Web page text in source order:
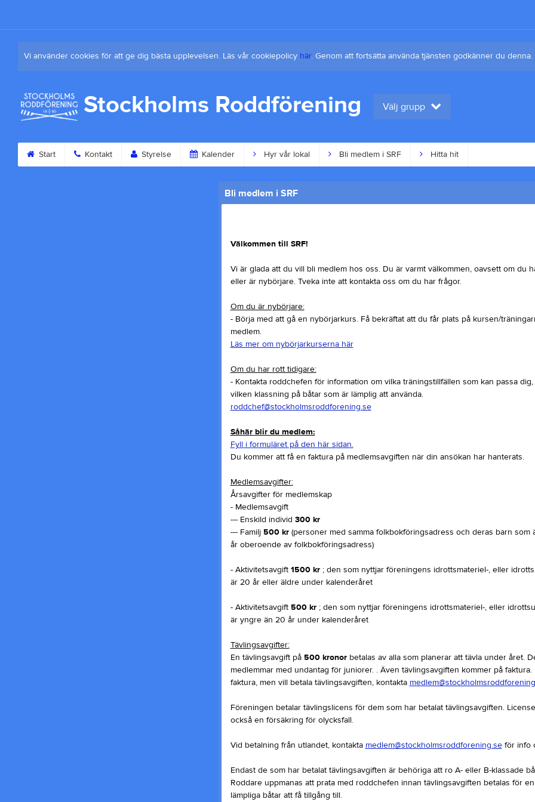
Vi använder cookies för att ge dig bästa upplevelsen. Läs vår cookiepolicy här. Genom att fortsätta använda tjänsten godkänner du denna.
Stockholms Roddförening Välj grupp
Start Kontakt Styrelse Kalender Hyr vår lokal Bli medlem i SRF Hitta hit
Bli medlem i SRF
Välkommen till SRF!
Vi är glada att du vill bli medlem hos oss. Du är varmt välkommen, oavsett om du
eller är nybörjare. Tveka inte att kontakta oss om du har frågor.
Om du är nybörjare:
- Börja med att gå en nybörjarkurs. Få bekräftat att du får plats på kursen/
medlem.
Läs mer om nybörjarkurserna här
Om du har rott tidigare:
- Kontakta roddchefen för information om vilka träningstillfällen som kan passa
vilken klassning på båtar som är lämplig att använda.
roddchef@stockholmsroddforening.se
Såhär blir du medlem:
Fyll i formuläret på den här sidan.
Du kommer att få en faktura på medlemsavgiften när din ansökan har hanterats.
Medlemsavgifter:
Årsavgifter för medlemskap
- Medlemsavgift
--- Enskild individ 300 kr
--- Familj 500 kr(personer med samma folkbokföringsadress och deras barn som
år oberoende av folkbokföringsadress)
- Aktivitetsavgift 1500 kr ; den som nyttjar föreningens idrottsmateriel-, eller
är 20 år eller äldre under kalenderåret
- Aktivitetsavgift 500 kr ; den som nyttjar föreningens idrottsmateriel-, eller
är yngre än 20 år under kalenderåret
Tävlingsavgifter:
En tävlingsavgift på 500 kronorbetalas av alla som planerar att tävla under året.
medlemmar med undantag för juniorer. . Även tävlingsavgiften kommer på
faktura, men vill betala tävlingsavgiften, kontakta
Föreningen betalar tävlingslicens för dem som har betalat tävlingsavgiften.
också en försäkring för olycksfall.
Vid betalning från utlandet, kontakta medlem@stockholmsroddforening.seför info
Endast de som har betalat tävlingsavgiften är behöriga att ro A- eller B-klassade
Roddare uppmanas att prata med roddchefen innan tävlingsavgiften betalas för
lämpliga båtar att få tillgång till.